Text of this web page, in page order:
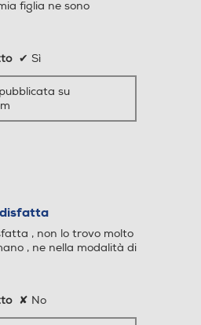
Altezza-mm
Larghezza-mm
1,8
figlia ne sono
✔ Sì
su
, non lo trovo molto
, ne nella modalità di
✘ No